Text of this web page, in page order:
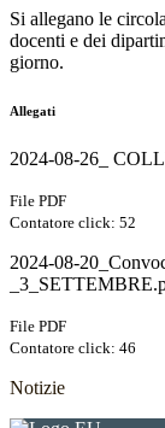
Si allegano le
docenti e dei
giorno.
Allegati
2024-08-26_
File PDF
Contatore click: 52
2024-08-
File PDF
Contatore click: 46
Notizie